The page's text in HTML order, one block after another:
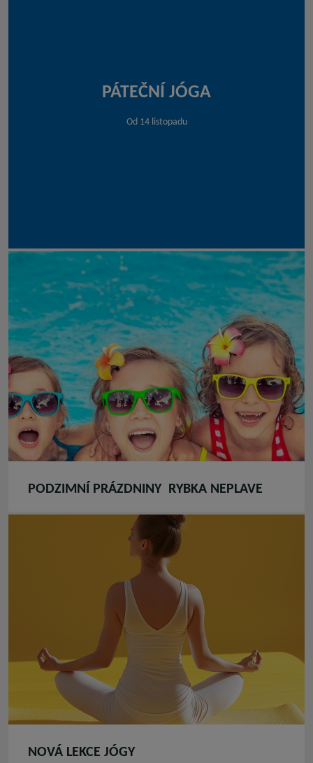
PÁTEČNÍ JÓGA
Od 14 listopadu
PODZIMNÍ PRÁZDNINY RYBKA NEPLAVE
NOVÁ LEKCE JÓGY